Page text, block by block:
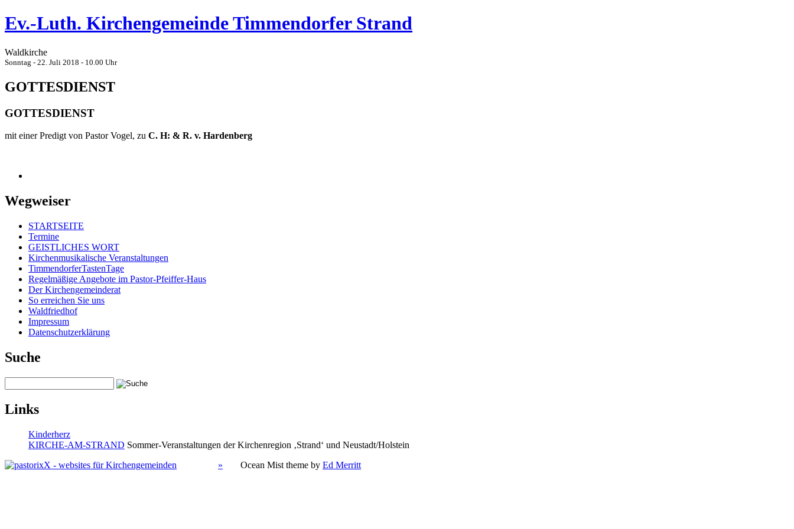
Ev.-Luth. Kirchengemeinde Timmendorfer Strand
Waldkirche
Sonntag - 22. Juli 2018 - 10.00 Uhr
GOTTESDIENST
GOTTESDIENST
mit einer Predigt von Pastor Vogel, zu C. H: & R. v. Hardenberg
Wegweiser
STARTSEITE
Termine
GEISTLICHES WORT
Kirchenmusikalische Veranstaltungen
TimmendorferTastenTage
Regelmäßige Angebote im Pastor-Pfeiffer-Haus
Der Kirchengemeinderat
So erreichen Sie uns
Waldfriedhof
Impressum
Datenschutzerklärung
Suche
Links
Kinderherz
KIRCHE-AM-STRAND Sommer-Veranstaltungen der Kirchenregion ‚Strand‘ und Neustadt/Holstein
»
Ocean Mist theme by Ed Merritt